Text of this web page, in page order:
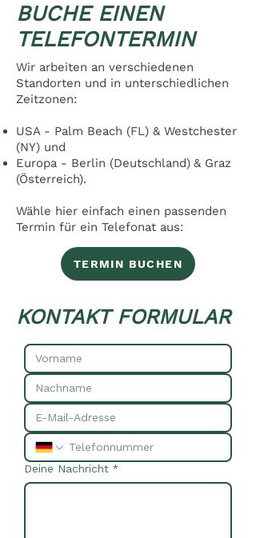
BUCHE EINEN
TELEFONTERMIN
Wir arbeiten an verschiedenen
Standorten und in unterschiedlichen
Zeitzonen:
USA - Palm Beach (FL) & Westchester
(NY) und
Europa - Berlin (Deutschland) & Graz
(Österreich).
Wähle hier einfach einen passenden
Termin für ein Telefonat aus:
TERMIN BUCHEN
Deine Nachricht *
KONTAKT FORMULAR